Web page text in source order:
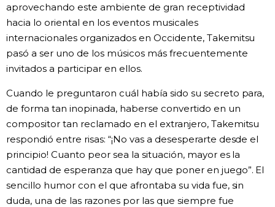
aprovechando este ambiente de gran receptividad
hacia lo oriental en los eventos musicales
internacionales organizados en Occidente, Takemitsu
pasó a ser uno de los músicos más frecuentemente
invitados a participar en ellos.
Cuando le preguntaron cuál había sido su secreto para,
de forma tan inopinada, haberse convertido en un
compositor tan reclamado en el extranjero, Takemitsu
respondió entre risas: “¡No vas a desesperarte desde el
principio! Cuanto peor sea la situación, mayor es la
cantidad de esperanza que hay que poner en juego”. El
sencillo humor con el que afrontaba su vida fue, sin
duda, una de las razones por las que siempre fue